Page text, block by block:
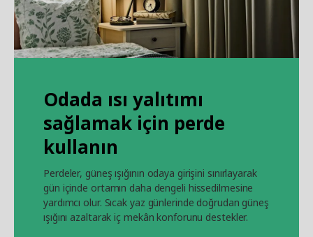
Odada ısı yalıtımı
sağlamak için perde
kullanın
Perdeler, güneş ışığının odaya girişini sınırlayarak
gün içinde ortamın daha dengeli hissedilmesine
yardımcı olur. Sıcak yaz günlerinde doğrudan güneş
ışığını azaltarak iç mekân konforunu destekler.